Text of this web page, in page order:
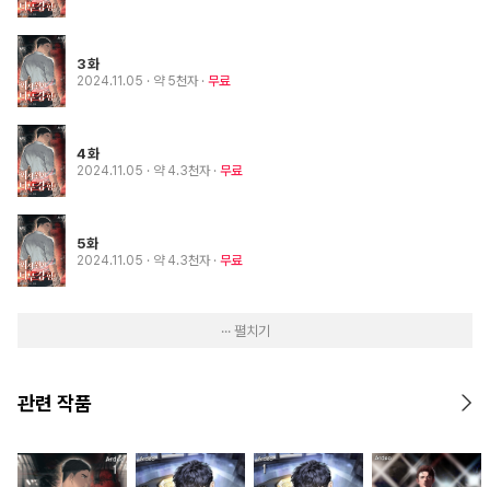
3화
2024.11.05 · 약 5천자 무료
4화
2024.11.05 · 약 4.3천자 무료
5화
2024.11.05 · 약 4.3천자 무료
··· 펼치기
관련 작품